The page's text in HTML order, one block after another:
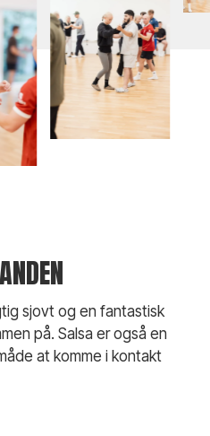
sjovt og en fantastisk
på. Salsa er også en
at komme i kontakt